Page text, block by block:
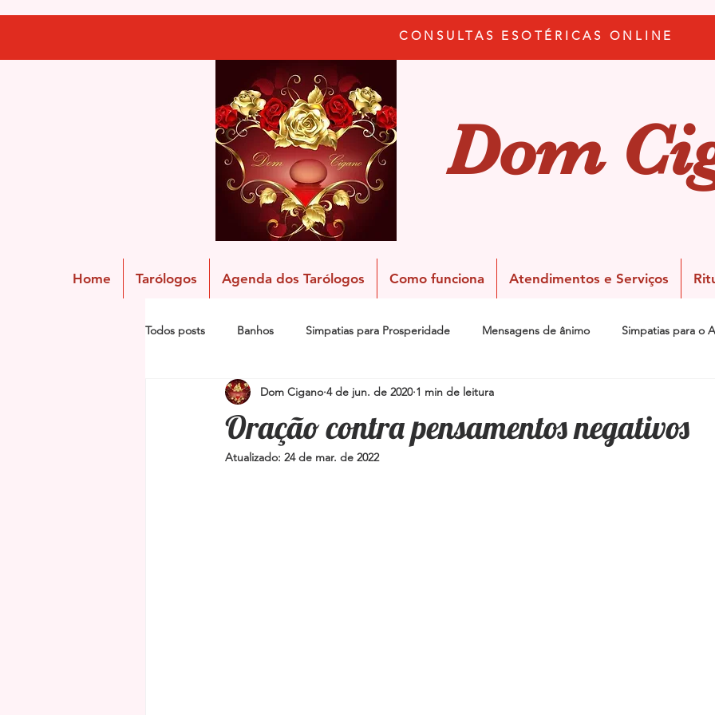
CONSULTAS ESOTÉRICAS ONLINE
Dom
Home Tarólogos Agenda dos Tarólogos Como funciona Atendimentos e Serviços
Todos posts Banhos Simpatias para Prosperidade Mensagens de ânimo Simpatias para o
Simpatias para proteção e limpeza Simpatias para a família
Amuletos e Talismãs Feng Shui
Oração contra pensamentos negativos
Dom Cigano 4 de jun. de 2020 1 min de leitura
Atualizado: 24 de mar. de 2022